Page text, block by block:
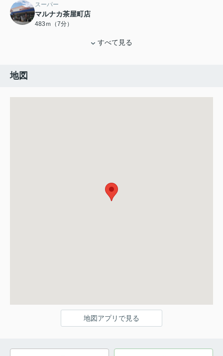
スーパー
マルナカ茶屋町店
483ｍ（7分）
すべて見る
地図
地図アプリで見る